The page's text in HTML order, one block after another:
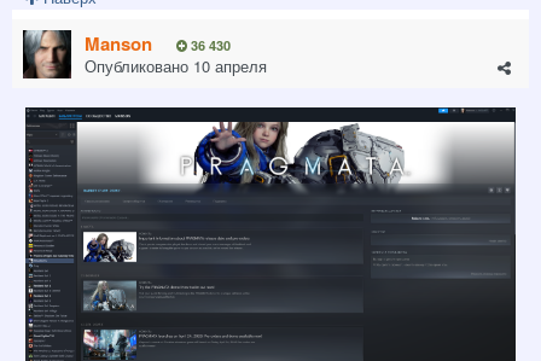
Manson 36 430
Опубликовано 10 апреля